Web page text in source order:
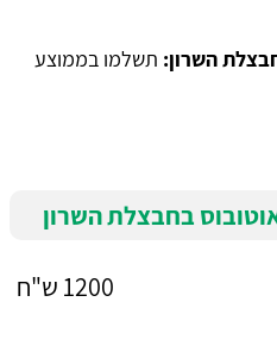
השרון: תשלמו בממוצע
בחבצלת השרון
1200 ש"ח